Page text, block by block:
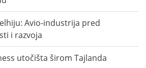
Avio-industrija pred
i razvoja
utočišta širom Tajlanda